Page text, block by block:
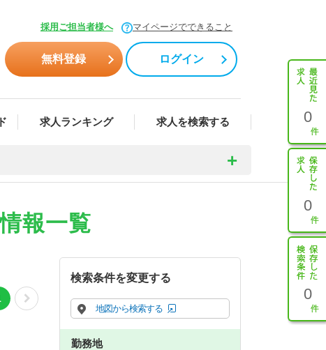
採用ご担当者様へ マイページでできること
無料登録 ログイン
求人ランキング 求人を検索する 0
0
0
報一覧
検索条件を変更する
地図から検索する
勤務地